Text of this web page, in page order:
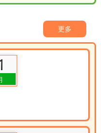
校際數理思維精英挑戰賽
及AIMO 港澳盃初賽2026
(屯門區)獲獎消息
更多